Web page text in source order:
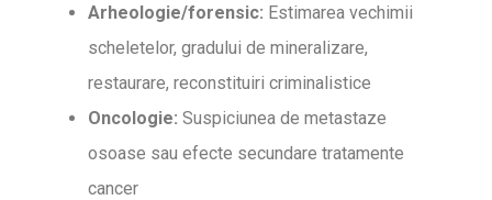
Arheologie/forensic: Estimarea vechimii
scheletelor, gradului de mineralizare,
restaurare, reconstituiri criminalistice
Oncologie: Suspiciunea de metastaze
osoase sau efecte secundare tratamente
cancer